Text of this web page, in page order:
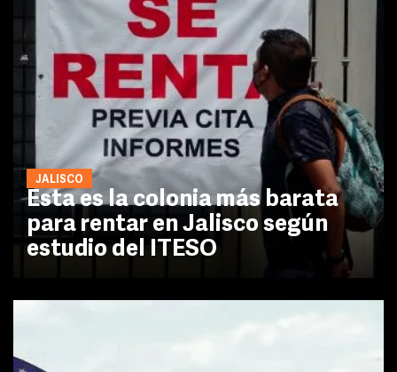
JALISCO
Esta es la colonia más barata
para rentar en Jalisco según
estudio del ITESO